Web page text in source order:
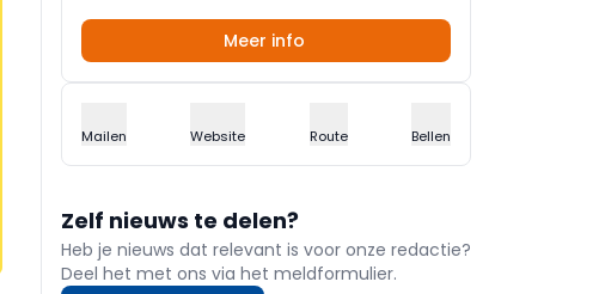
Meer info
Mailen Website Route Bellen
Zelf nieuws te delen?
Heb je nieuws dat relevant is voor onze redactie?
Deel het met ons via het meldformulier.